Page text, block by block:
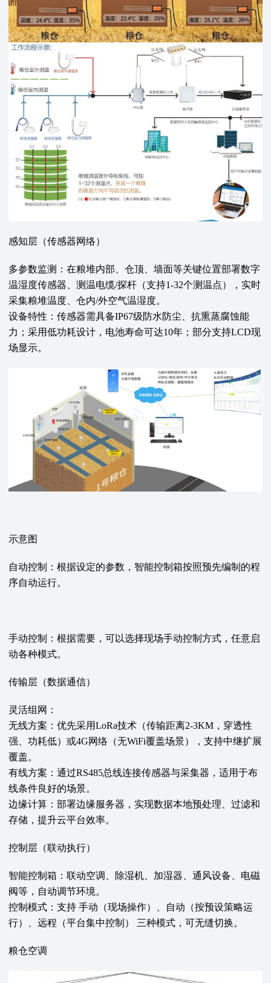
感知层（传感器网络）‌
多参数监测‌：在粮堆内部、仓顶、墙面等关键位置部署数字
温湿度传感器、测温电缆/探杆（支持1-32个测温点），实时
采集粮堆温度、仓内/外空气温湿度。
设备特性‌：传感器需具备IP67级防水防尘、抗熏蒸腐蚀能
力；采用低功耗设计，电池寿命可达10年；部分支持LCD现
场显示。
示意图
自动控制：根据设定的参数，智能控制箱按照预先编制的程
序自动运行。
手动控制：根据需要，可以选择现场手动控制方式，任意启
动各种模式。
传输层（数据通信）‌
灵活组网‌：
无线方案‌：优先采用LoRa技术（传输距离2-3KM，穿透性
强、功耗低）或4G网络（无WiFi覆盖场景），支持中继扩展
覆盖。
有线方案‌：通过RS485总线连接传感器与采集器，适用于布
线条件良好的场景。
边缘计算‌：部署边缘服务器，实现数据本地预处理、过滤和
存储，提升云平台效率。
控制层（联动执行）‌
智能控制箱‌：联动空调、除湿机、加湿器、通风设备、电磁
阀等，自动调节环境。
控制模式‌：支持 ‌手动（现场操作）、自动（按预设策略运
行）、远程（平台集中控制）‌ 三种模式，可无缝切换。
粮仓空调